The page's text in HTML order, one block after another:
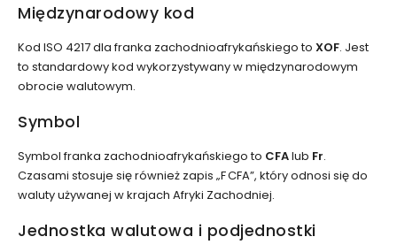
Międzynarodowy kod
Kod ISO 4217 dla franka zachodnioafrykańskiego to XOF. Jest
to standardowy kod wykorzystywany w międzynarodowym
obrocie walutowym.
Symbol
Symbol franka zachodnioafrykańskiego to CFAlub Fr.
Czasami stosuje się również zapis „F CFA”, który odnosi się do
waluty używanej w krajach Afryki Zachodniej.
Jednostka walutowa i podjednostki